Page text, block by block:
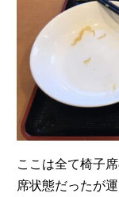
ここは全て椅子
席状態だったが